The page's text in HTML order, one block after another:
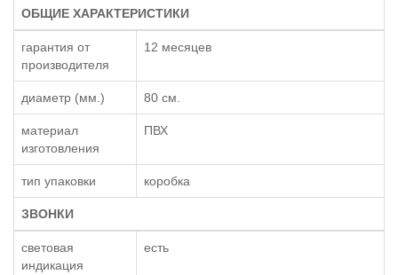
ОБЩИЕ ХАРАКТЕРИСТИКИ
гарантия от
производителя
12 месяцев
диаметр (мм.) 80 см.
материал
изготовления
ПВХ
тип упаковки коробка
ЗВОНКИ
световая
индикация
есть